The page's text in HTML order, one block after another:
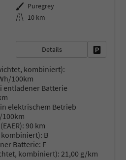
Außenfarbe Puregrey
Kilometerstand 10 km
Details
kombiniert):
100km
entladener Batterie
elektrischem Betrieb
100km
90 km
kombiniert): B
Batterie: F
kombiniert): 21,00 g/km